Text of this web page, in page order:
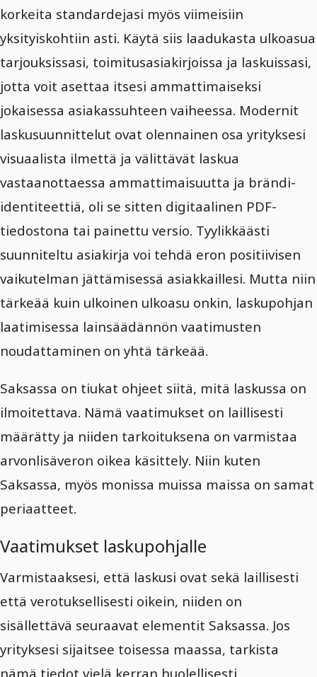
korkeita standardejasi myös viimeisiin
yksityiskohtiin asti. Käytä siis laadukasta ulkoasua
tarjouksissasi, toimitusasiakirjoissa ja laskuissasi,
jotta voit asettaa itsesi ammattimaiseksi
jokaisessa asiakassuhteen vaiheessa. Modernit
laskusuunnittelut ovat olennainen osa yrityksesi
visuaalista ilmettä ja välittävät laskua
vastaanottaessa ammattimaisuutta ja brändi-
identiteettiä, oli se sitten digitaalinen PDF-
tiedostona tai painettu versio. Tyylikkäästi
suunniteltu asiakirja voi tehdä eron positiivisen
vaikutelman jättämisessä asiakkaillesi. Mutta niin
tärkeää kuin ulkoinen ulkoasu onkin, laskupohjan
laatimisessa lainsäädännön vaatimusten
noudattaminen on yhtä tärkeää.
Saksassa on tiukat ohjeet siitä, mitä laskussa on
ilmoitettava. Nämä vaatimukset on laillisesti
määrätty ja niiden tarkoituksena on varmistaa
arvonlisäveron oikea käsittely. Niin kuten
Saksassa, myös monissa muissa maissa on samat
periaatteet.
Vaatimukset laskupohjalle
Varmistaaksesi, että laskusi ovat sekä laillisesti
että verotuksellisesti oikein, niiden on
sisällettävä seuraavat elementit Saksassa. Jos
yrityksesi sijaitsee toisessa maassa, tarkista
nämä tiedot vielä kerran huolellisesti.